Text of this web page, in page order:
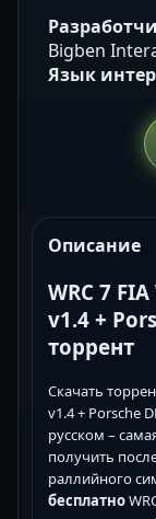
Bigben
Язык
Описание
WRC 7
v1.4 +
торрент
Скачать
v1.4 + Porsche
русском –
получить
раллийного
бесплатно